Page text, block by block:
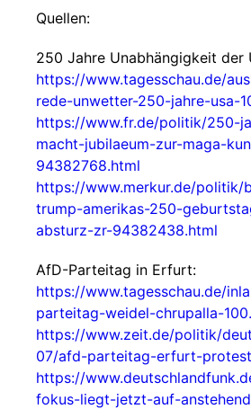
Quellen:
250 Jahre Unabhängigkeit der
https://www.tagesschau.de/
rede-unwetter-250-jahre-usa-
https://www.fr.de/politik/250-
macht-jubilaeum-zur-maga-
94382768.html
https://www.merkur.de/politik/
trump-amerikas-250-
absturz-zr-94382438.html
AfD-Parteitag in Erfurt:
https://www.tagesschau.de/
parteitag-weidel-chrupalla-
https://www.zeit.de/politik/
07/afd-parteitag-erfurt-
https://
fokus-liegt-jetzt-auf-